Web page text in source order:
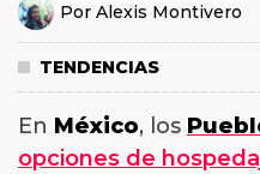
TENDENCIAS
Por Alexis Montivero
En México, los
opciones de